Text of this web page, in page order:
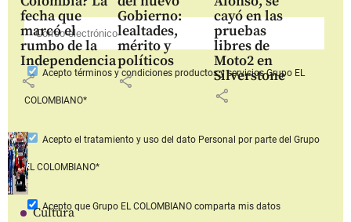
fecha que
marcó el
rumbo de la
Independencia
share
Gobierno:
lealtades,
mérito y
políticos
share
cayó en las
pruebas
libres de
Moto2 en
Silverstone
share
Cultura
Aceptotérminos y condiciones productos y serviciosGrupo EL
COLOMBIANO*
Acepto el tratamiento y uso del dato Personal por parte del Grupo
EL COLOMBIANO*
Acepto que Grupo EL COLOMBIANOcomparta mis datos